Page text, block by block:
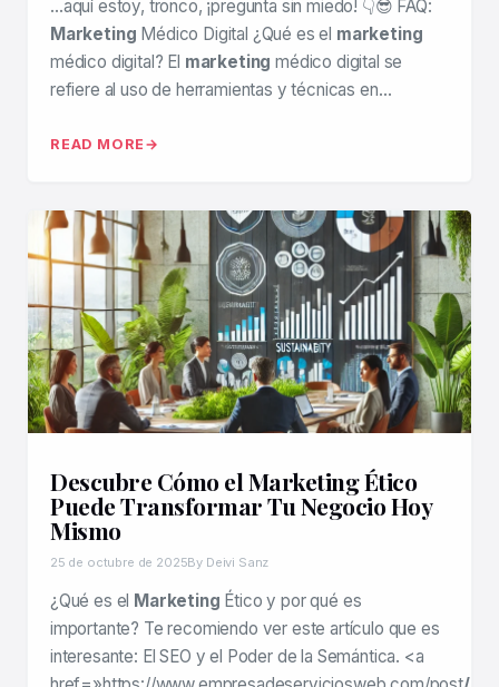
…aquí estoy, tronco, ¡pregunta sin miedo! 👇😎 FAQ:
Marketing Médico Digital ¿Qué es el marketing
médico digital? El marketing médico digital se
refiere al uso de herramientas y técnicas en…
READ MORE
Descubre Cómo el Marketing Ético
Puede Transformar Tu Negocio Hoy
Mismo
25 de octubre de 2025By Deivi Sanz
¿Qué es el Marketing Ético y por qué es
importante? Te recomiendo ver este artículo que es
interesante: El SEO y el Poder de la Semántica. <a